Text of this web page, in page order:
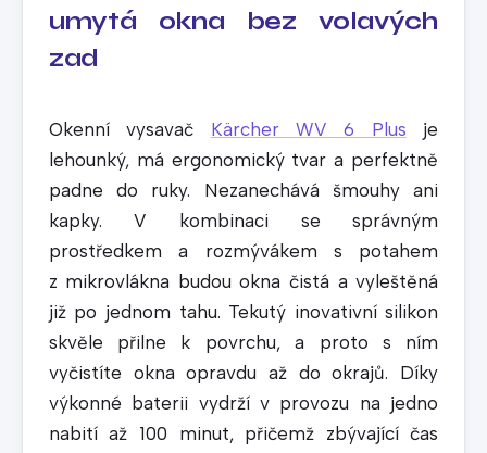
umytá okna bez volavých
zad
Okenní vysavač Kärcher WV 6 Plus je
lehounký, má ergonomický tvar a perfektně
padne do ruky. Nezanechává šmouhy ani
kapky. V kombinaci se správným
prostředkem a rozmývákem s potahem
z mikrovlákna budou okna čistá a vyleštěná
již po jednom tahu. Tekutý inovativní silikon
skvěle přilne k povrchu, a proto s ním
vyčistíte okna opravdu až do okrajů. Díky
výkonné baterii vydrží v provozu na jedno
nabití až 100 minut, přičemž zbývající čas